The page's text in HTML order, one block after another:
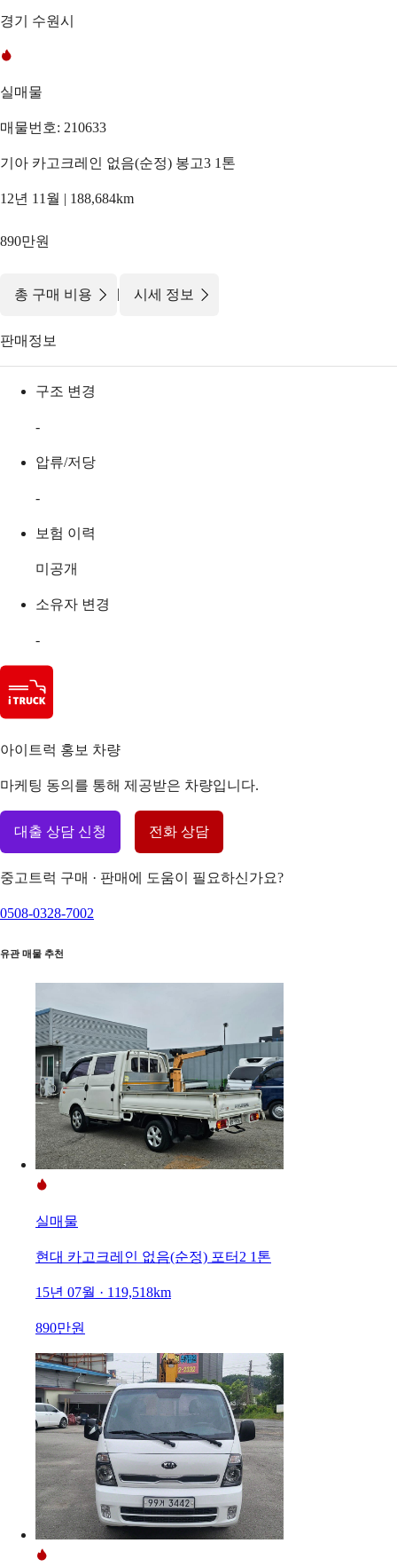
경기 수원시
실매물
매물번호: 210633
기아 카고크레인 없음(순정) 봉고3 1톤
12년 11월 | 188,684km
890만원
총 구매 비용 | 시세 정보
판매정보
구조 변경
-
압류/저당
-
보험 이력
미공개
소유자 변경
-
아이트럭 홍보 차량
마케팅 동의를 통해 제공받은 차량입니다.
대출 상담 신청 전화 상담
중고트럭 구매 · 판매에 도움이 필요하신가요?
0508-0328-7002
유관 매물 추천
실매물
현대 카고크레인 없음(순정) 포터2 1톤
15년 07월 · 119,518km
890만원